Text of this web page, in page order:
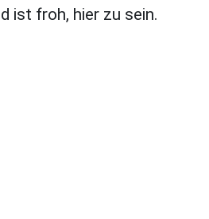
ist froh, hier zu sein.